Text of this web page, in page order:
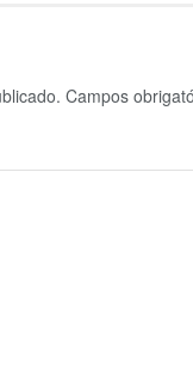
Campos